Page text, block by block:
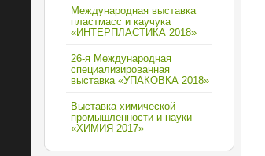
Международная выставка
пластмасс и каучука
«ИНТЕРПЛАСТИКА 2018»
26-я Международная
специализированная
выставка «УПАКОВКА 2018»
Выставка химической
промышленности и науки
«ХИМИЯ 2017»